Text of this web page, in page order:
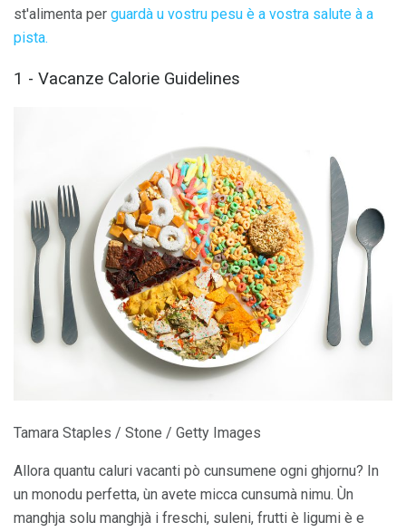
st'alimenta per guardà u vostru pesu è a vostra salute à a
pista.
1 - Vacanze Calorie Guidelines
Tamara Staples / Stone / Getty Images
Allora quantu caluri vacanti pò cunsumene ogni ghjornu? In
un monodu perfetta, ùn avete micca cunsumà nimu. Ùn
manghja solu manghjà i freschi, suleni, frutti è ligumi è e